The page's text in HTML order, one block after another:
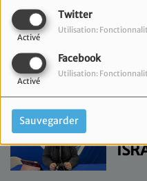
Twitter
Activé
Utilisation:
Facebook
Activé
Utilisation:
Sauvegarder